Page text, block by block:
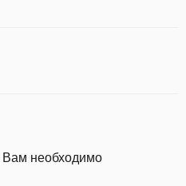
Вам необходимо